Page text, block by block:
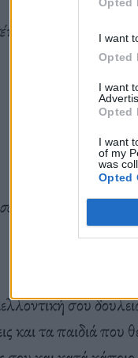
I want
Opted
I want
Opted
I want
of my
was
Opted
σου
και τα παιδιά που